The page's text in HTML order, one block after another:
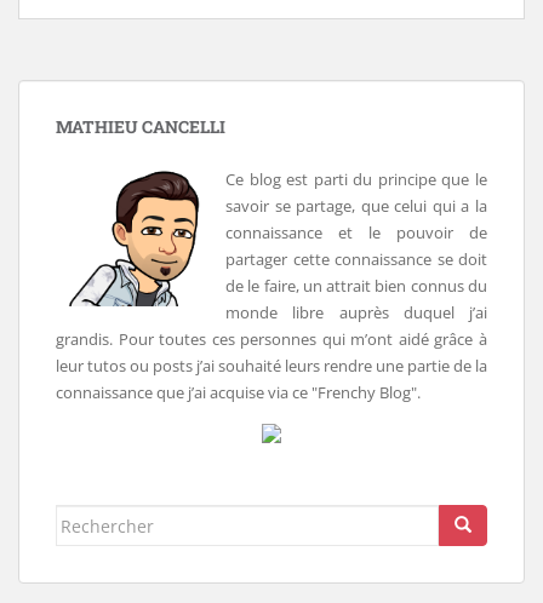
MATHIEU CANCELLI
Ce blog est parti du principe que le
savoir se partage, que celui qui a la
connaissance et le pouvoir de
partager cette connaissance se doit
de le faire, un attrait bien connus du
monde libre auprès duquel j’ai
grandis. Pour toutes ces personnes qui m’ont aidé grâce à
leur tutos ou posts j’ai souhaité leurs rendre une partie de la
connaissance que j’ai acquise via ce "Frenchy Blog".
Rechercher...